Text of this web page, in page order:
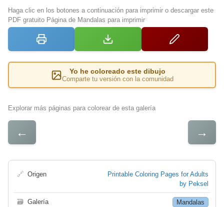
Haga clic en los botones a continuación para imprimir o descargar este
PDF gratuito Página de Mandalas para imprimir
Yo he coloreado este dibujo
Comparte tu versión con la comunidad
Explorar más páginas para colorear de esta galería
← →
🔗 Origen
Printable Coloring Pages for Adults
by Peksel
🗃 Galería Mandalas